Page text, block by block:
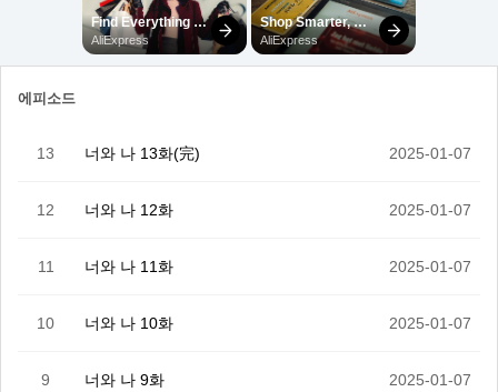
에피소드
13 너와 나 13화(完) 2025-01-07
12 너와 나 12화 2025-01-07
11 너와 나 11화 2025-01-07
10 너와 나 10화 2025-01-07
9 너와 나 9화 2025-01-07